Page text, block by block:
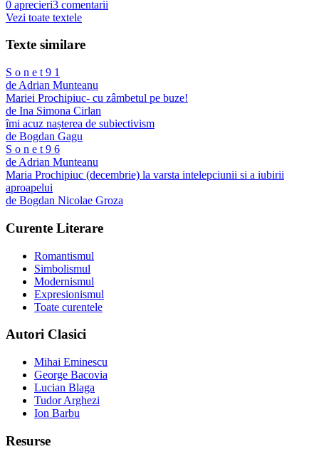
0 aprecieri3 comentarii
Vezi toate textele
Texte similare
S o n e t 9 1
de Adrian Munteanu
Mariei Prochipiuc- cu zâmbetul pe buze!
de Ina Simona Cirlan
îmi acuz nașterea de subiectivism
de Bogdan Gagu
S o n e t 9 6
de Adrian Munteanu
Maria Prochipiuc (decembrie) la varsta intelepciunii si a iubirii
aproapelui
de Bogdan Nicolae Groza
Curente Literare
Romantismul
Simbolismul
Modernismul
Expresionismul
Toate curentele
Autori Clasici
Mihai Eminescu
George Bacovia
Lucian Blaga
Tudor Arghezi
Ion Barbu
Resurse